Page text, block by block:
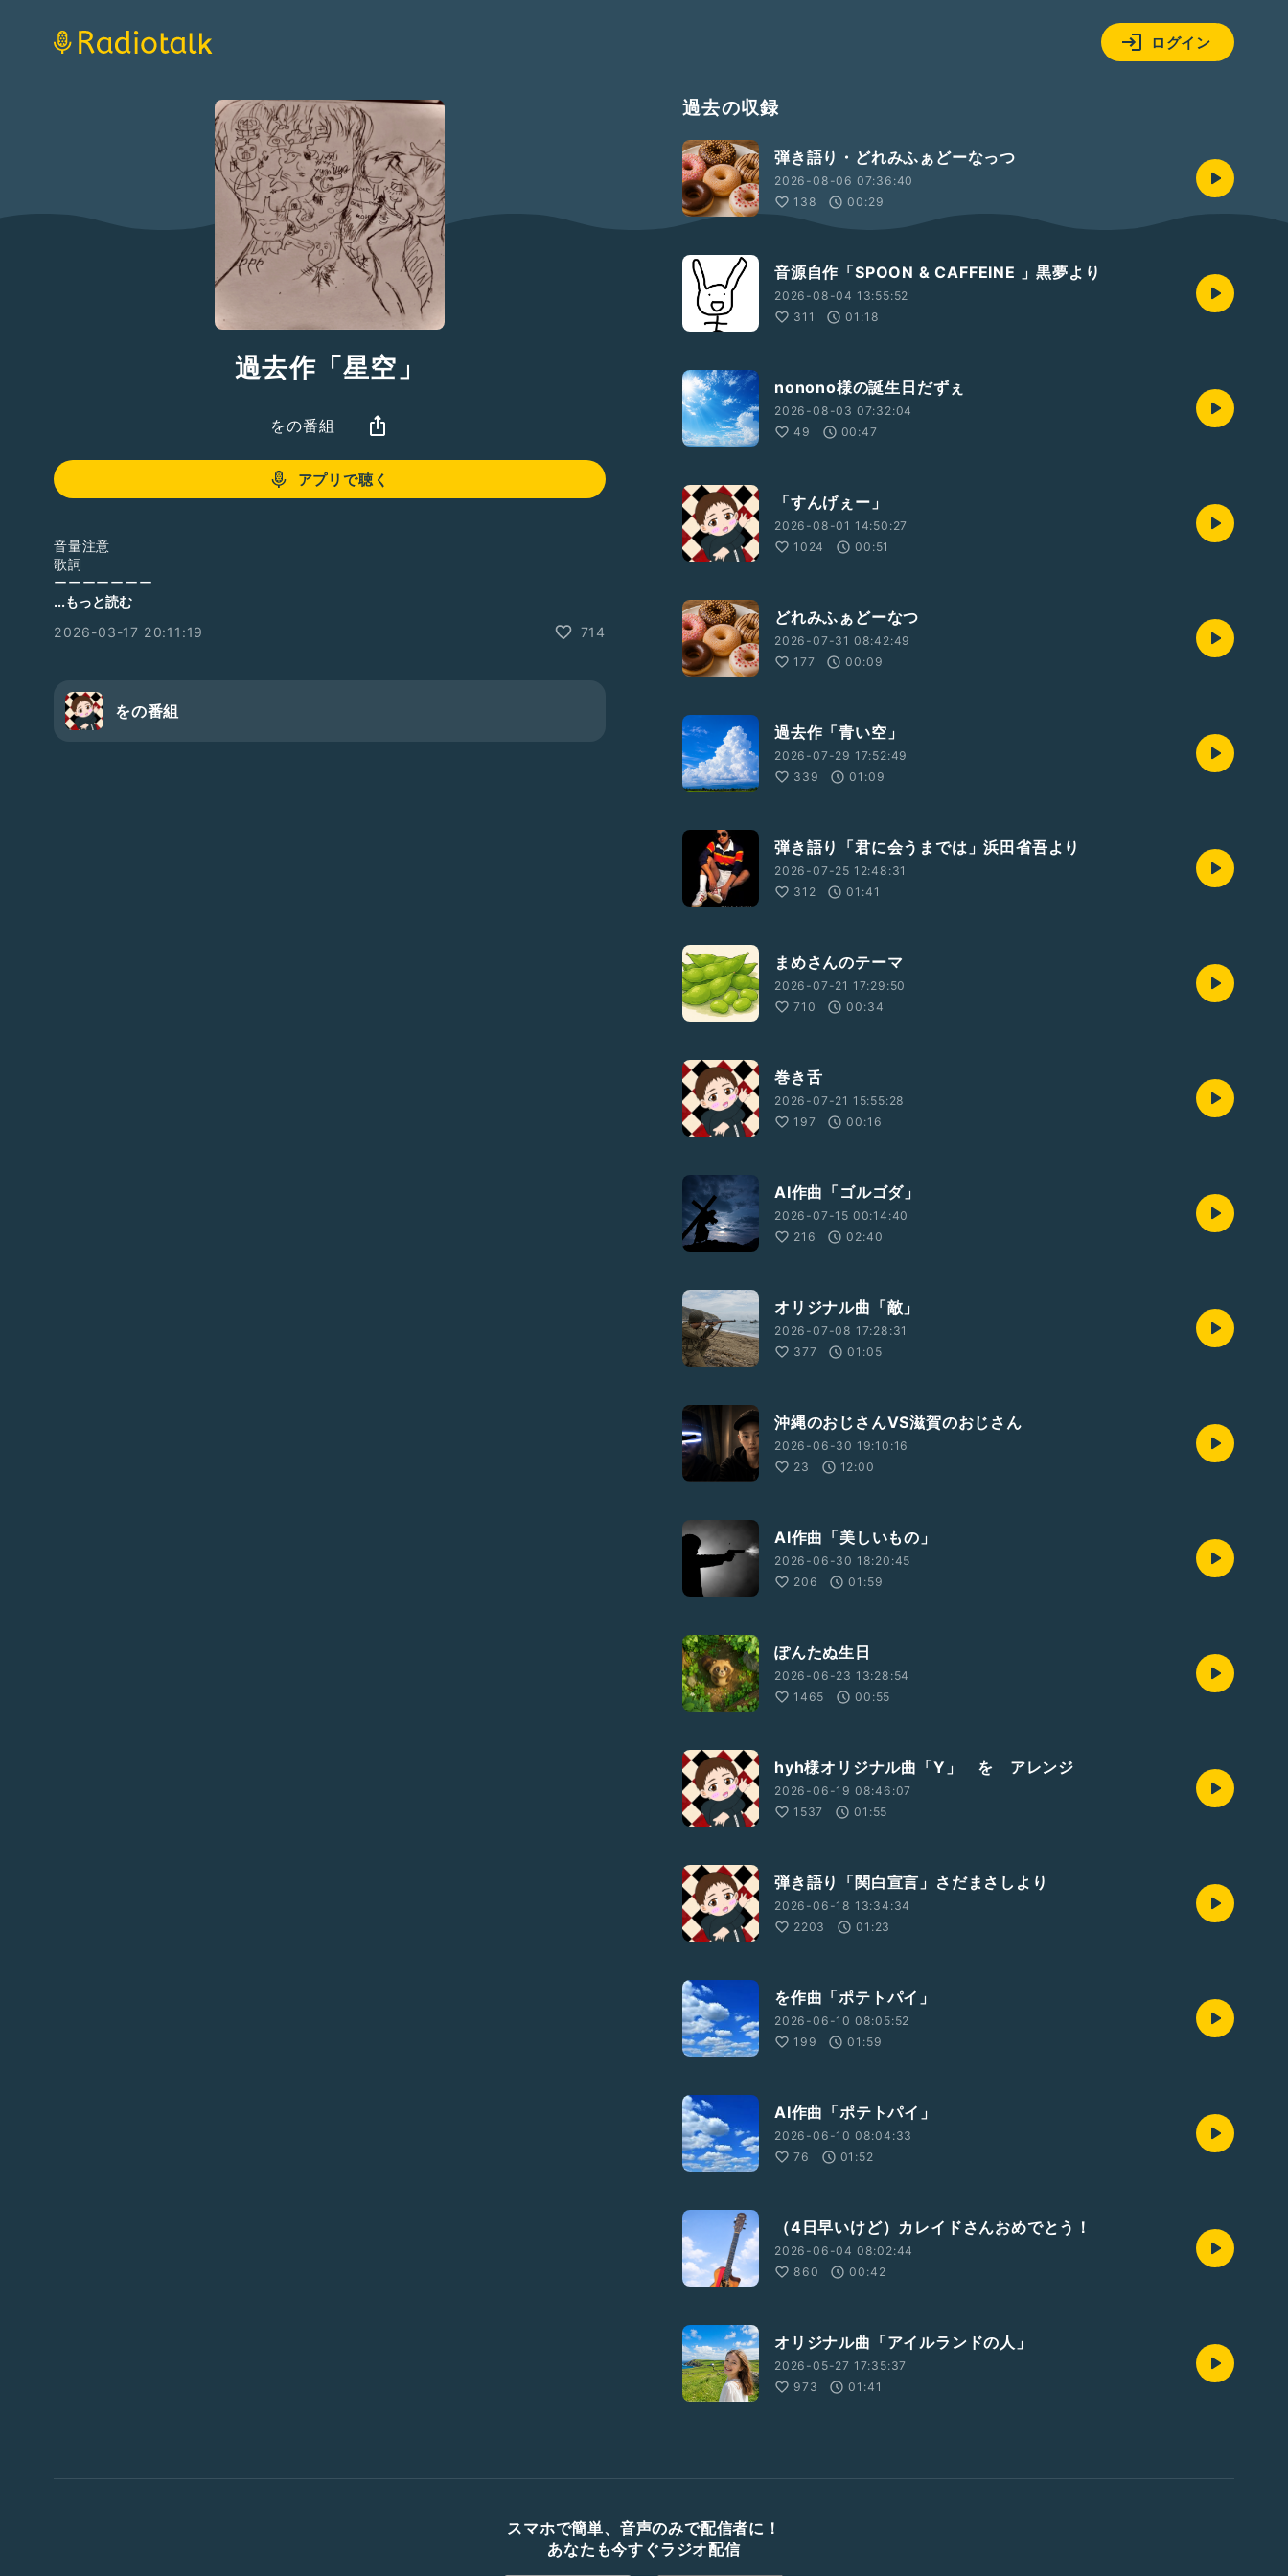
ログイン
過去作「星空」
をの番組
アプリで聴く
音量注意
歌詞
ーーーーーーー
あぁ ヒッピーの真似事をして遊んでる
あぁ あの流れ星の行く方向で
...もっと読む
2026-03-17 20:11:19
714
をの番組
過去の収録
弾き語り・どれみふぁどーなっつ
2026-08-06 07:36:40
138
00:29
音源自作「SPOON & CAFFEINE 」黒夢より
2026-08-04 13:55:52
311
01:18
nonono様の誕生日だずぇ
2026-08-03 07:32:04
49
00:47
「すんげぇー」
2026-08-01 14:50:27
1024
00:51
どれみふぁどーなつ
2026-07-31 08:42:49
177
00:09
過去作「青い空」
2026-07-29 17:52:49
339
01:09
弾き語り「君に会うまでは」浜田省吾より
2026-07-25 12:48:31
312
01:41
まめさんのテーマ
2026-07-21 17:29:50
710
00:34
巻き舌
2026-07-21 15:55:28
197
00:16
AI作曲「ゴルゴダ」
2026-07-15 00:14:40
216
02:40
オリジナル曲「敵」
2026-07-08 17:28:31
377
01:05
沖縄のおじさんVS滋賀のおじさん
2026-06-30 19:10:16
23
12:00
AI作曲「美しいもの」
2026-06-30 18:20:45
206
01:59
ぽんたぬ生日
2026-06-23 13:28:54
1465
00:55
hyh様オリジナル曲「Y」 を アレンジ
2026-06-19 08:46:07
1537
01:55
弾き語り「関白宣言」さだまさしより
2026-06-18 13:34:34
2203
01:23
を作曲「ポテトパイ」
2026-06-10 08:05:52
199
01:59
AI作曲「ポテトパイ」
2026-06-10 08:04:33
76
01:52
（4日早いけど）カレイドさんおめでとう！
2026-06-04 08:02:44
860
00:42
オリジナル曲「アイルランドの人」
2026-05-27 17:35:37
973
01:41
スマホで簡単、音声のみで配信者に！
あなたも今すぐラジオ配信